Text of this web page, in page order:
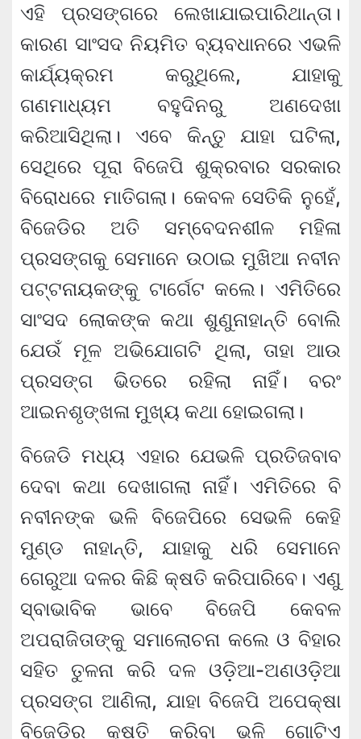
ଏହି ପ୍ରସଙ୍ଗରେ ଲେଖାଯାଇପାରିଥାନ୍ତା।
କାରଣ ସାଂସଦ ନିୟମିତ ବ୍ୟବଧାନରେ ଏଭଳି
କାର୍ଯ୍ୟକ୍ରମ କରୁଥିଲେ, ଯାହାକୁ
ଗଣମାଧ୍ୟମ ବହୁଦିନରୁ ଅଣଦେଖା
କରିଆସିଥିଲା। ଏବେ କିନ୍ତୁ ଯାହା ଘଟିଲା,
ସେଥିରେ ପୂରା ବିଜେପି ଶୁକ୍ରବାର ସରକାର
ବିରୋଧରେ ମାତିଗଲା। କେବଳ ସେତିକି ନୁହେଁ,
ବିଜେଡିର ଅତି ସମ୍ବେଦନଶୀଳ ମହିଳା
ପ୍ରସଙ୍ଗକୁ ସେମାନେ ଉଠାଇ ମୁଖିଆ ନବୀନ
ପଟ୍ଟନାୟକଙ୍କୁ ଟାର୍ଗେଟ କଲେ। ଏମିତିରେ
ସାଂସଦ ଲୋକଙ୍କ କଥା ଶୁଣୁନାହାନ୍ତି ବୋଲି
ଯେଉଁ ମୂଳ ଅଭିଯୋଗଟି ଥିଲା, ତାହା ଆଉ
ପ୍ରସଙ୍ଗ ଭିତରେ ରହିଲା ନାହିଁ। ବରଂ
ଆଇନଶୃଙ୍ଖଳା ମୁଖ୍ୟ କଥା ହୋଇଗଲା।
ବିଜେଡି ମଧ୍ୟ ଏହାର ଯେଭଳି ପ୍ରତିଜବାବ
ଦେବା କଥା ଦେଖାଗଲା ନାହିଁ। ଏମିତିରେ ବି
ନବୀନଙ୍କ ଭଳି ବିଜେପିରେ ସେଭଳି କେହି
ମୁଣ୍ଡ ନାହାନ୍ତି, ଯାହାକୁ ଧରି ସେମାନେ
ଗେରୁଆ ଦଳର କିଛି କ୍ଷତି କରିପାରିବେ। ଏଣୁ
ସ୍ବାଭାବିକ ଭାବେ ବିଜେପି କେବଳ
ଅପରାଜିତାଙ୍କୁ ସମାଲୋଚନା କଲେ ଓ ବିହାର
ସହିତ ତୁଳନା କରି ଦଳ ଓଡ଼ିଆ-ଅଣଓଡ଼ିଆ
ପ୍ରସଙ୍ଗ ଆଣିଲା, ଯାହା ବିଜେପି ଅପେକ୍ଷା
ବିଜେଡିର କ୍ଷତି କରିବା ଭଳି ଗୋଟିଏ